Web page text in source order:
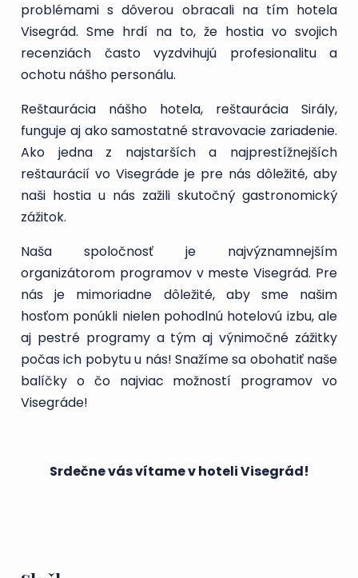
problémami s dôverou obracali na tím hotela
Visegrád. Sme hrdí na to, že hostia vo svojich
recenziách často vyzdvihujú profesionalitu a
ochotu nášho personálu.
Reštaurácia nášho hotela, reštaurácia Sirály,
funguje aj ako samostatné stravovacie zariadenie.
Ako jedna z najstarších a najprestížnejších
reštaurácií vo Visegráde je pre nás dôležité, aby
naši hostia u nás zažili skutočný gastronomický
zážitok.
Naša spoločnosť je najvýznamnejším
organizátorom programov v meste Visegrád. Pre
nás je mimoriadne dôležité, aby sme našim
hosťom ponúkli nielen pohodlnú hotelovú izbu, ale
aj pestré programy a tým aj výnimočné zážitky
počas ich pobytu u nás! Snažíme sa obohatiť naše
balíčky o čo najviac možností programov vo
Visegráde!
Srdečne vás vítame v hoteli Visegrád!